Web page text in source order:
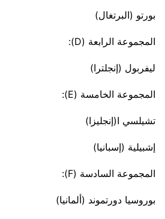
بورتو (البرتغال)
المجموعة الرابعة (D):
ليفربول (إنجلترا)
المجموعة الخامسة (E):
تشيلسي ا(إنجليزا)
إشبيلية (إسبانيا)
المجموعة السادسة (F):
بوروسيا دورتموند (ألمانيا)